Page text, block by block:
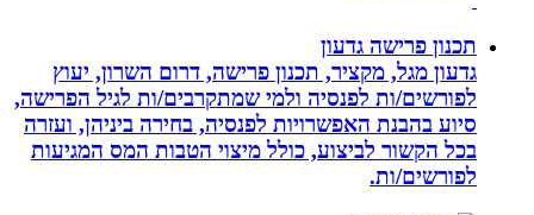
תכנון פרישה גדעון
גדעון מגל, מקציר, תכנון פרישה, דרום השרון, יעוץ
לפורשים/ות לפנסיה ולמי שמתקרבים/ות לגיל הפרישה,
סיוע בהבנת האפשרויות לפנסיה, בחירה ביניהן, ועזרה
בכל הקשור לביצוע, כולל מיצוי הטבות המס המגיעות
לפורשים/ות.